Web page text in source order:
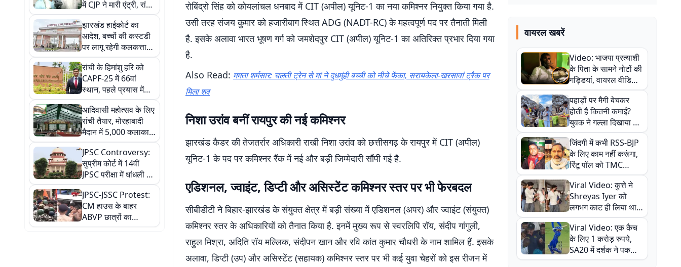
में CJP ने मारी एंट्री, रांची
पहुंची अभिजीत दीपके की
टीम
झारखंड हाईकोर्ट का
आदेश, बच्चों की कस्टडी
पर लागू रहेगी कलकत्ता
हाईकोर्ट की गाइडलाइन
रांची के हिमांशु हरि को
CAPF-25 में 66वां
स्थान, पहले प्रयास में
लहराया परचम
आदिवासी महोत्सव के लिए
रांची तैयार, मोरहाबादी
मैदान में 5,000 कलाकार
बिखेरेंगे जलवा
JPSC Controversy:
सुप्रीम कोर्ट में 14वीं
JPSC परीक्षा में धांधली पर
याचिका दायर, स्वतंत्र
और निष्पक्ष जांच की मांग
JPSC-JSSC Protest:
CM हाउस के बाहर
ABVP छात्रों का
प्रदर्शन, 8 से 10
रोबिंद्रो सिंह को कोयलांचल धनबाद में CIT (अपील) यूनिट-1 का नया कमिश्नर नियुक्त किया गया है.
उसी तरह संजय कुमार को हजारीबाग स्थित ADG (NADT-RC) के महत्वपूर्ण पद पर तैनाती मिली
है. इसके अलावा भारत भूषण गर्ग को जमशेदपुर CIT (अपील) यूनिट-1 का अतिरिक्त प्रभार दिया गया
है.
Also Read: ममता शर्मसार: चलती ट्रेन से मां ने दुधमुंही बच्ची को नीचे फेंका, सरायकेला-खरसावां ट्रैक पर
मिला शव
निशा उरांव बनीं रायपुर की नई कमिश्नर
झारखंड कैडर की तेजतर्रार अधिकारी राखी निशा उरांव को छत्तीसगढ़ के रायपुर में CIT (अपील)
यूनिट-1 के पद पर कमिश्नर रैंक में नई और बड़ी जिम्मेदारी सौंपी गई है.
एडिशनल, ज्वाइंट, डिप्टी और असिस्टेंट कमिश्नर स्तर पर भी फेरबदल
सीबीडीटी ने बिहार-झारखंड के संयुक्त क्षेत्र में बड़ी संख्या में एडिशनल (अपर) और ज्वाइंट (संयुक्त)
कमिश्नर स्तर के अधिकारियों को तैनात किया है. इनमें मुख्य रूप से स्वरलिपि रॉय, संदीप गांगुली,
राहुल मिश्रा, अदिति रॉय मल्लिक, संदीपन खान और रवि कांत कुमार चौधरी के नाम शामिल हैं. इसके
अलावा, डिप्टी (उप) और असिस्टेंट (सहायक) कमिश्नर स्तर पर भी कई युवा चेहरों को इस रीजन में
वायरल खबरें
Video: भाजपा प्रत्याशी
के पिता के सामने नोटों की
गड्डियां, वायरल वीडियो
से राजनीति में उबाल,
अजित महतो बोले- TMC
की गंदी चाल
पहाड़ों पर मैगी बेचकर
होती है कितनी कमाई?
युवक ने गल्ला दिखाया तो
नौकरी वालों के खड़े हो गए
कान
जिंदगी में कभी RSS-BJP
के लिए काम नहीं करूंगा,
रिंटू पॉल को TMC
ऑफिस में ले जाकर पीटा,
Video वायरल
Viral Video: कुत्ते ने
Shreyas Iyer को
लगभग काट ही लिया था,
न्यूजीलैंड सीरीज से पहले
बाल-बाल बचे
Viral Video: एक कैच
के लिए 1 करोड़ रुपये,
SA20 में दर्शक ने पकड़ा
एक हाथ से गजब का कैच